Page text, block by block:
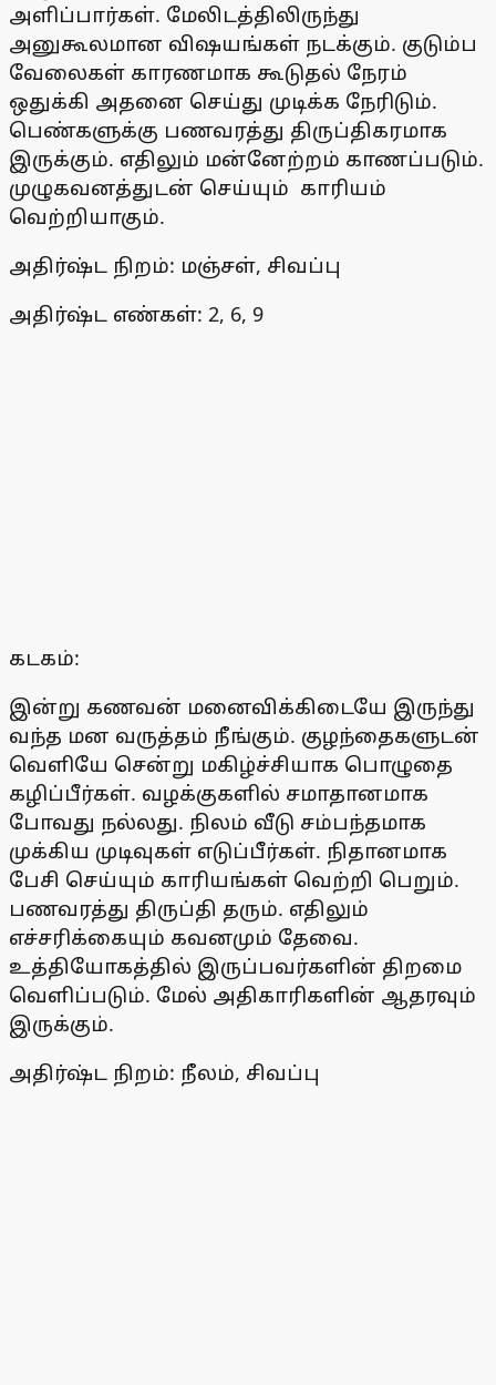
அளிப்பார்கள். மேலிடத்திலிருந்து
அனுகூலமான விஷயங்கள் நடக்கும். குடும்ப
வேலைகள் காரணமாக கூடுதல் நேரம்
ஒதுக்கி அதனை செய்து முடிக்க நேரிடும்.
பெண்களுக்கு பணவரத்து திருப்திகரமாக
இருக்கும். எதிலும் மன்னேற்றம் காணப்படும்.
முழுகவனத்துடன் செய்யும் காரியம்
வெற்றியாகும்.
அதிர்ஷ்ட நிறம்: மஞ்சள், சிவப்பு
அதிர்ஷ்ட எண்கள்: 2, 6, 9
கடகம்:
இன்று கணவன் மனைவிக்கிடையே இருந்து
வந்த மன வருத்தம் நீங்கும். குழந்தைகளுடன்
வெளியே சென்று மகிழ்ச்சியாக பொழுதை
கழிப்பீர்கள். வழக்குகளில் சமாதானமாக
போவது நல்லது. நிலம் வீடு சம்பந்தமாக
முக்கிய முடிவுகள் எடுப்பீர்கள். நிதானமாக
பேசி செய்யும் காரியங்கள் வெற்றி பெறும்.
பணவரத்து திருப்தி தரும். எதிலும்
எச்சரிக்கையும் கவனமும் தேவை.
உத்தியோகத்தில் இருப்பவர்களின் திறமை
வெளிப்படும். மேல் அதிகாரிகளின் ஆதரவும்
இருக்கும்.
அதிர்ஷ்ட நிறம்: நீலம், சிவப்பு